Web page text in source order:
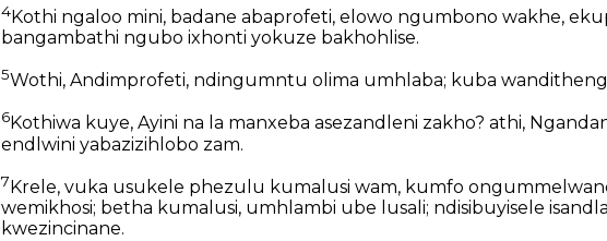
4Kothi ngaloo mini, badane abaprofeti, elowo ngumbono wakhe,
bangambathi ngubo ixhonti yokuze bakhohlise.
5Wothi, Andimprofeti, ndingumntu olima umhlaba; kuba
6Kothiwa kuye, Ayini na la manxeba asezandleni zakho? athi,
endlwini yabazizihlobo zam.
7Krele, vuka usukele phezulu kumalusi wam, kumfo
wemikhosi; betha kumalusi, umhlambi ube lusali; ndisibuyisele
kwezincinane.